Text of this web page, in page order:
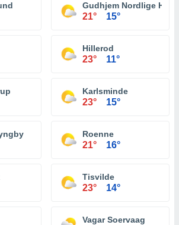
Gudhjem Nordlige Havn
21° 15°
Hillerod
23° 11°
Karlsminde
23° 15°
Roenne
21° 16°
Tisvilde
23° 14°
Vagar Soervaag